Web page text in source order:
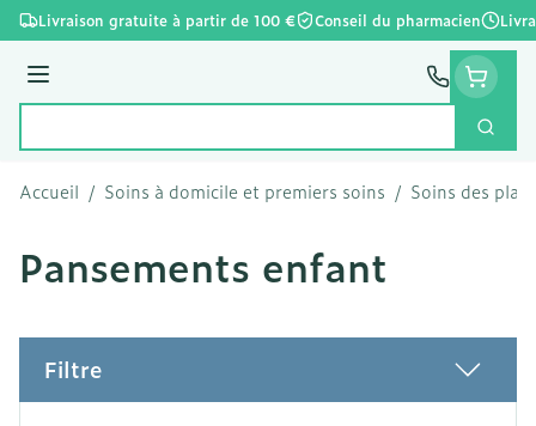
Aller au contenu
Livraison gratuite à partir de 100 € Conseil du pharmacien
Menu
Accueil / Soins à domicile et premiers soins / Soins des
Pansements enfant
Filtre